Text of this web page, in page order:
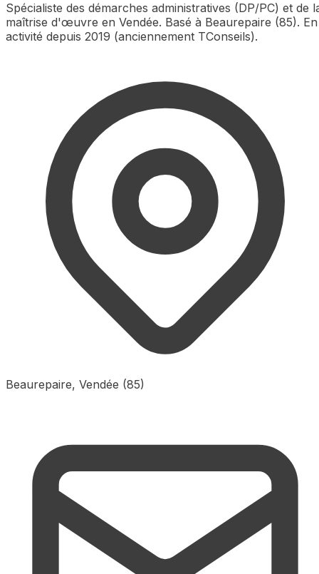
Spécialiste des démarches administratives (DP/PC) et de
maîtrise d'œuvre en Vendée. Basé à Beaurepaire (85). En
activité depuis 2019 (anciennement TConseils).
Beaurepaire, Vendée (85)